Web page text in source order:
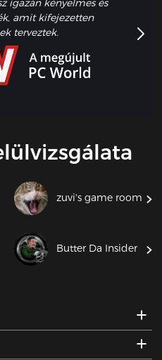
igazán kényelmes és
amit kifejezetten
terveztek.
zuvi's game room
Butter Da Insider